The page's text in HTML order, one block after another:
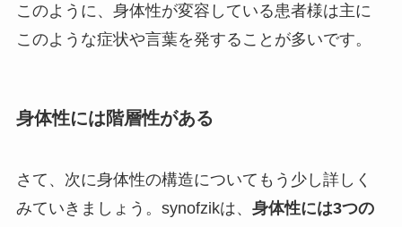
このように、身体性が変容している患者様は主に
このような症状や言葉を発することが多いです。
身体性には階層性がある
さて、次に身体性の構造についてもう少し詳しく
みていきましょう。synofzikは、 身体性には3つの